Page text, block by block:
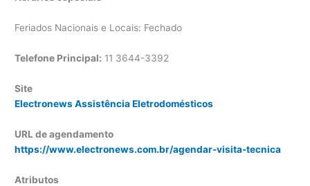
Feriados Nacionais e Locais: Fechado
Telefone Principal: 11 3644-3392
Site
Electronews Assistência Eletrodomésticos
URL de agendamento
https://www.electronews.com.br/agendar-visita-tecnica
Atributos